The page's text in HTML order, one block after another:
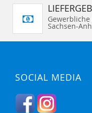
Sachsen-
SOCIAL MEDIA